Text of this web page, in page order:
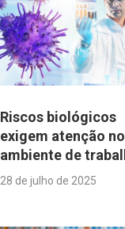
Riscos biológicos
exigem atenção no
ambiente de
28 de julho de 2025